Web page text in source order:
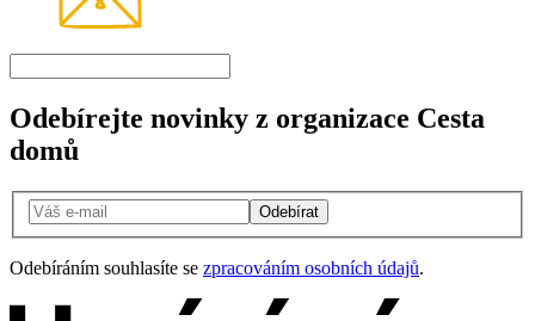
Odebírejte novinky z organizace Cesta
domů
Odebírat
Odebíráním souhlasíte se zpracováním osobních údajů.